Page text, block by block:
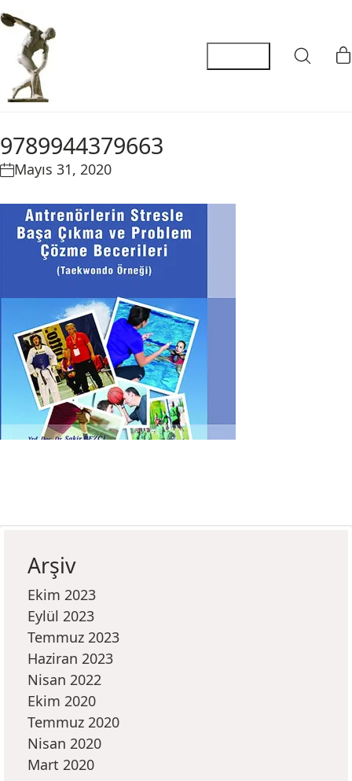
9789944379663
Mayıs 31, 2020
Arşiv
Ekim 2023
Eylül 2023
Temmuz 2023
Haziran 2023
Nisan 2022
Ekim 2020
Temmuz 2020
Nisan 2020
Mart 2020